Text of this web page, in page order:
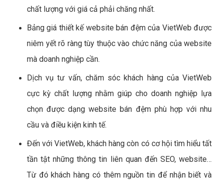
chất lượng với giá cả phải chăng nhất.
Bảng giá thiết kế website bán đệm của VietWeb được
niêm yết rõ ràng tùy thuộc vào chức năng của website
mà doanh nghiệp cần.
Dịch vụ tư vấn, chăm sóc khách hàng của VietWeb
cực kỳ chất lượng nhằm giúp cho doanh nghiệp lựa
chọn được dạng website bán đệm phù hợp với nhu
cầu và điều kiện kinh tế.
Đến với VietWeb, khách hàng còn có cơ hội tìm hiểu tất
tần tật những thông tin liên quan đến SEO, website…
Từ đó khách hàng có thêm nguồn tin để nhận biết và